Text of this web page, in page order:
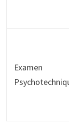
Examen